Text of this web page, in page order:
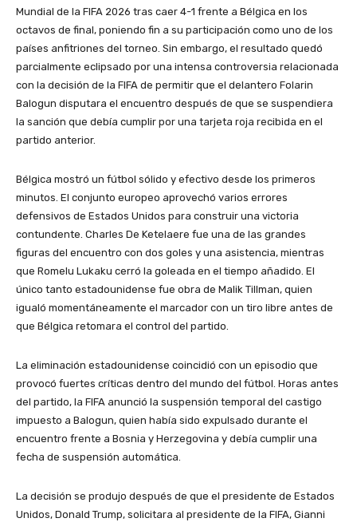
Mundial de la FIFA 2026 tras caer 4-1 frente a Bélgica en los
octavos de final, poniendo fin a su participación como uno de los
países anfitriones del torneo. Sin embargo, el resultado quedó
parcialmente eclipsado por una intensa controversia relacionada
con la decisión de la FIFA de permitir que el delantero Folarin
Balogun disputara el encuentro después de que se suspendiera
la sanción que debía cumplir por una tarjeta roja recibida en el
partido anterior.
Bélgica mostró un fútbol sólido y efectivo desde los primeros
minutos. El conjunto europeo aprovechó varios errores
defensivos de Estados Unidos para construir una victoria
contundente. Charles De Ketelaere fue una de las grandes
figuras del encuentro con dos goles y una asistencia, mientras
que Romelu Lukaku cerró la goleada en el tiempo añadido. El
único tanto estadounidense fue obra de Malik Tillman, quien
igualó momentáneamente el marcador con un tiro libre antes de
que Bélgica retomara el control del partido.
La eliminación estadounidense coincidió con un episodio que
provocó fuertes críticas dentro del mundo del fútbol. Horas antes
del partido, la FIFA anunció la suspensión temporal del castigo
impuesto a Balogun, quien había sido expulsado durante el
encuentro frente a Bosnia y Herzegovina y debía cumplir una
fecha de suspensión automática.
La decisión se produjo después de que el presidente de Estados
Unidos, Donald Trump, solicitara al presidente de la FIFA, Gianni